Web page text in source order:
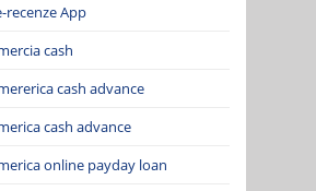
recenze App
cash
cash advance
cash advance
online payday loan